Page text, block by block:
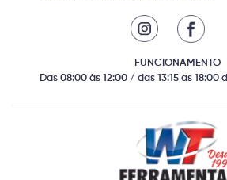
FUNCIONAMENTO
Das 08:00 às 12:00 / das 13:15 as